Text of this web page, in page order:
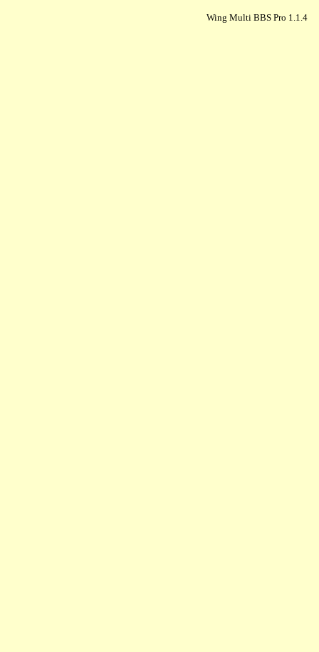
Wing Multi BBS Pro 1.1.4